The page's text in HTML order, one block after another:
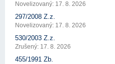
Novelizovaný: 17. 8. 2026
297/2008 Z.z.
Novelizovaný: 17. 8. 2026
530/2003 Z.z.
Zrušený: 17. 8. 2026
455/1991 Zb.